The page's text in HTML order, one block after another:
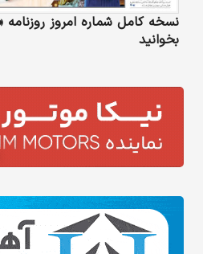
نسخه کامل شماره امروز روزنامه
بخوانید